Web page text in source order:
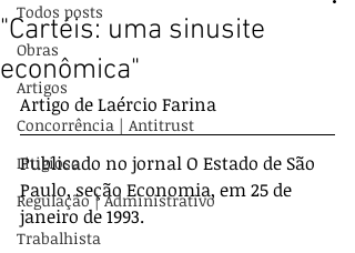
Todos posts
Obras
Artigos
Concorrência | Antitrust
Litigioso
Regulação | Administrativo
Trabalhista
"Cartéis: uma sinusite
econômica"
Artigo de Laércio Farina
Publicado no jornal O Estado de São
Paulo, seção Economia, em 25 de
janeiro de 1993.